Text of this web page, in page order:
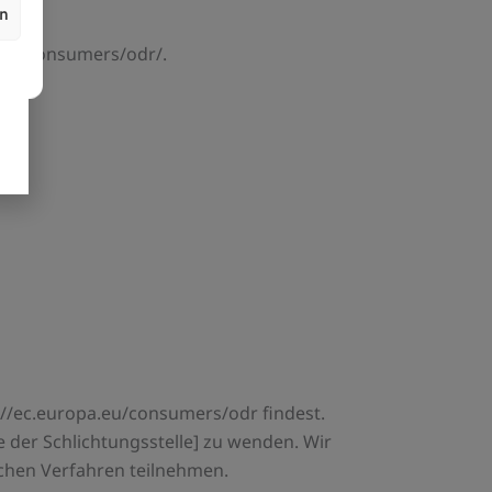
consumers/odr/.
ec.europa.eu/consumers/odr findest.
Schlichtungsstelle] zu wenden. Wir
Verfahren teilnehmen.